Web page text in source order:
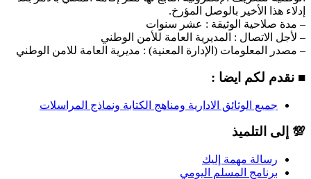
إدلاء هذا الأخير بالوصل المؤرخ.
– مدة صلاحية الوثيقة : عشر سنوات
– لأجل الاتصال : المديرية العامة للأمن الوطني
– مصدر المعلومات (الإدارة المعنية) : مديرية العامة للامن الوطني
■ نقدم لكم ايضا :
جميع الوثائق الادارية ومناهج الكتابة ونماذج المراسلات
💯 إلى التلميذ
رسالة مهمة إليك
برنامج المسلم اليومي